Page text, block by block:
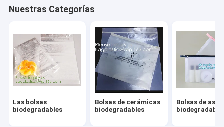
Bolsas reutilizables y sostenibles
Consumibles médicos
Consumibles para automóviles
Bolsas Kraft Cajas de papel
Nuestras Categorías
Las bolsas
biodegradables
Bolsas de cerámicas
biodegradables
Bolsas de aseo